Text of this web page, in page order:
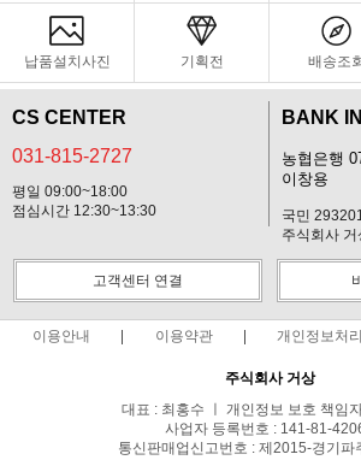
납품설치사진 기획전 배송조회
CS CENTER
031-815-2727
평일 09:00~18:00
점심시간 12:30~13:30
BANK
농협은행
이창용
국민
주식회사 거
고객센터 연결
이용안내 이용약관 개인정보처
주식회사 거상
대표 : 최홍수 ㅣ 개인정보 보호 책임
사업자 등록번호 : 141-81-
통신판매업신고번호 : 제2015-경기파